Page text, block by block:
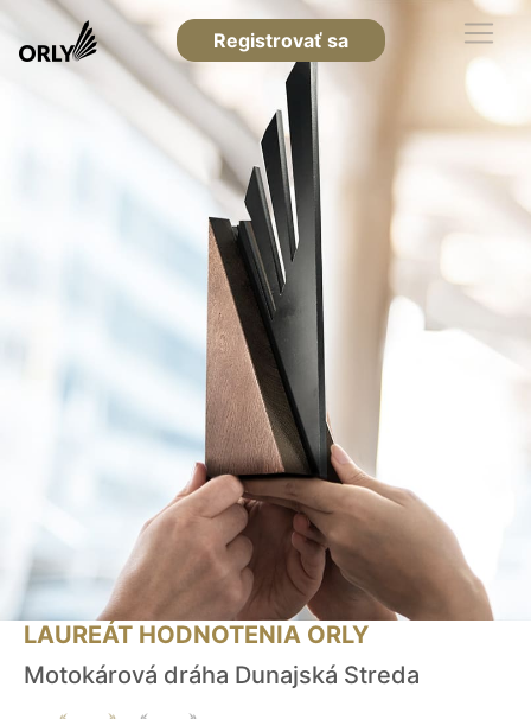
Registrovať sa
LAUREÁT HODNOTENIA ORLY
Motokárová dráha Dunajská Streda